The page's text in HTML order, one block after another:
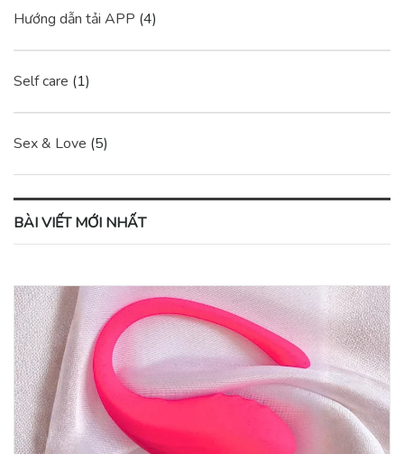
Hướng dẫn tải APP (4)
Self care (1)
Sex & Love (5)
BÀI VIẾT MỚI NHẤT